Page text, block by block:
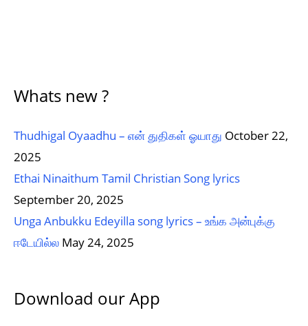
Whats new ?
Thudhigal Oyaadhu – என் துதிகள் ஓயாது October 22,
2025
Ethai Ninaithum Tamil Christian Song lyrics
September 20, 2025
Unga Anbukku Edeyilla song lyrics – உங்க அன்புக்கு
ஈடேயில்ல May 24, 2025
Download our App